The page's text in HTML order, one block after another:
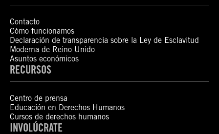
Contacto
Cómo funcionamos
Declaración de transparencia sobre la Ley de Esclavitud
Moderna de Reino Unido
Asuntos económicos
RECURSOS
Centro de prensa
Educación en Derechos Humanos
Cursos de derechos humanos
INVOLÚCRATE